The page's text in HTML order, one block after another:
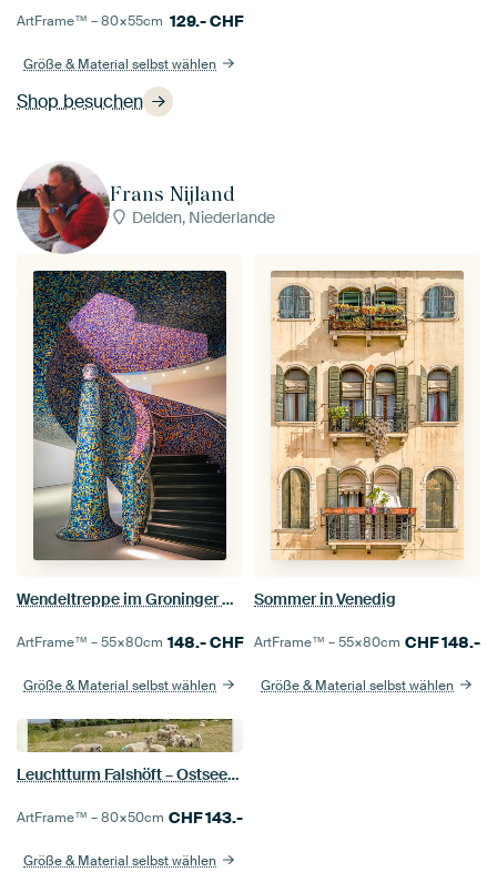
Shop besuchen
ArtFrame™ –80×55cm 129.-CHF
Größe & Material selbst wählen
Frans Nijland
Delden, Niederlande
Wendeltreppe im Groninger Museum
ArtFrame™ –55×80cm 148.-CHF
Größe & Material selbst wählen
Sommer in Venedig
ArtFrame™ –55×80cm CHF148.-
Größe & Material selbst wählen
Leuchtturm Falshöft – Ostseeküste
ArtFrame™ –80×50cm CHF143.-
Größe & Material selbst wählen